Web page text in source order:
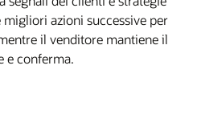
azioni successive per
il venditore mantiene il
e conferma.